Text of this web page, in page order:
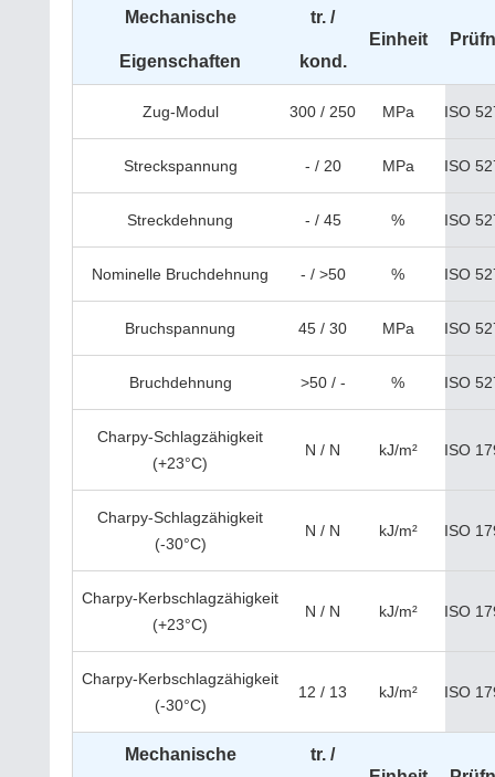
Mechanische
Eigenschaften
tr. /
kond.
Einheit
Zug-Modul 300 / 250 MPa ISO
Streckspannung - / 20 MPa ISO
Streckdehnung - / 45 % ISO
Nominelle Bruchdehnung - / >50 % ISO
Bruchspannung 45 / 30 MPa ISO
Bruchdehnung >50 / - % ISO
Charpy-Schlagzähigkeit
(+23°C)
N / N kJ/m² ISO
Charpy-Schlagzähigkeit
(-30°C)
N / N kJ/m² ISO
Charpy-Kerbschlagzähigkeit
(+23°C)
N / N kJ/m² ISO
Charpy-Kerbschlagzähigkeit
(-30°C)
12 / 13 kJ/m² ISO
Mechanische tr. /